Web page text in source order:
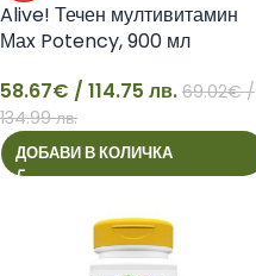
58
Alive! Течен мултивитамин
Маx Potency, 900 мл
58.67€ / 114.75 лв. 69.02€/
134.99 лв.
ДОБАВИ В КОЛИЧКА